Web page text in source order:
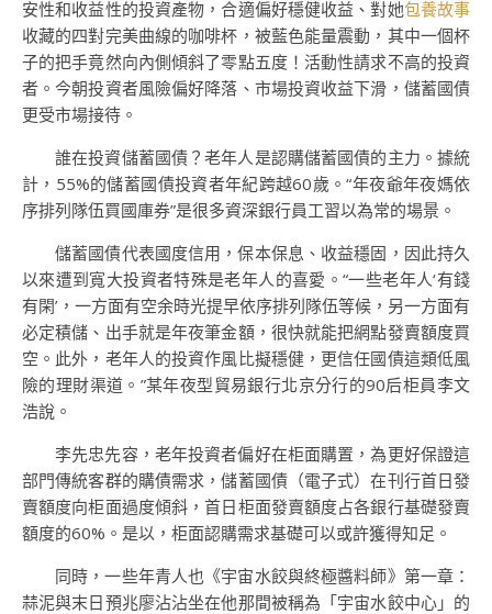
安性和收益性的投資產物，合適偏好穩健收益、對她包養故事
收藏的四對完美曲線的咖啡杯，被藍色能量震動，其中一個杯
子的把手竟然向內側傾斜了零點五度！活動性請求不高的投資
者。今朝投資者風險偏好降落、市場投資收益下滑，儲蓄國債
更受市場接待。
誰在投資儲蓄國債？老年人是認購儲蓄國債的主力。據統
計，55%的儲蓄國債投資者年紀跨越60歲。“年夜爺年夜媽依
序排列隊伍買國庫券”是很多資深銀行員工習以為常的場景。
儲蓄國債代表國度信用，保本保息、收益穩固，因此持久
以來遭到寬大投資者特殊是老年人的喜愛。“一些老年人‘有錢
有閑’，一方面有空余時光提早依序排列隊伍等候，另一方面有
必定積儲、出手就是年夜筆金額，很快就能把網點發賣額度買
空。此外，老年人的投資作風比擬穩健，更信任國債這類低風
險的理財渠道。”某年夜型貿易銀行北京分行的90后柜員李文
浩說。
李先忠先容，老年投資者偏好在柜面購置，為更好保證這
部門傳統客群的購債需求，儲蓄國債（電子式）在刊行首日發
賣額度向柜面過度傾斜，首日柜面發賣額度占各銀行基礎發賣
額度的60%。是以，柜面認購需求基礎可以或許獲得知足。
同時，一些年青人也《宇宙水餃與終極醬料師》第一章：
蒜泥與末日預兆廖沾沾坐在他那間被稱為「宇宙水餃中心」的